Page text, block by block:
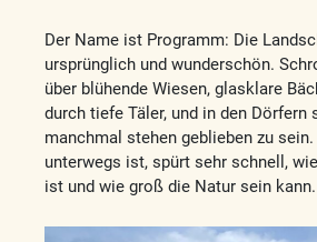
Der Name ist Programm: Die
ursprünglich und wunderschön.
über blühende Wiesen, glasklare
durch tiefe Täler, und in den Dörfern
manchmal stehen geblieben zu
unterwegs ist, spürt sehr schnell,
ist und wie groß die Natur sein kann.